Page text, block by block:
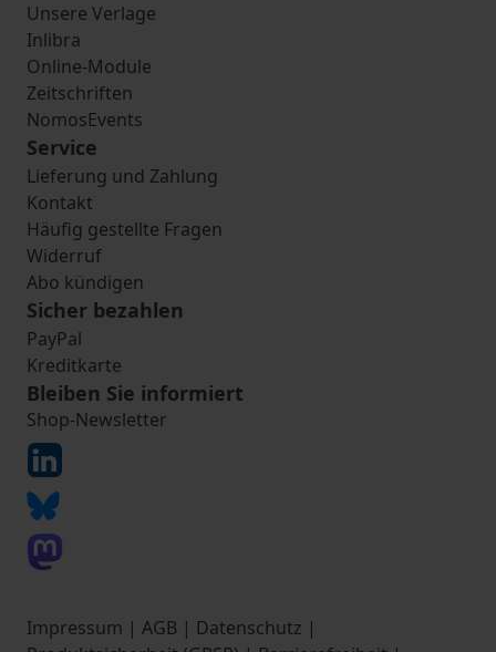
Unsere Verlage
Inlibra
Online-Module
Zeitschriften
NomosEvents
Service
Lieferung und Zahlung
Kontakt
Häufig gestellte Fragen
Widerruf
Abo kündigen
Sicher bezahlen
PayPal
Kreditkarte
Bleiben Sie informiert
Shop-Newsletter
Impressum | AGB | Datenschutz |